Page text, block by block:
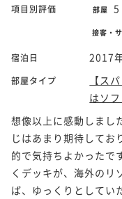
項目別評価 部屋 5
接客・
宿泊日 2017
部屋タイプ
【ス
はソ
想像以上に感動しまし
じはあまり期待してお
的で気持ちよかったで
くデッキが、海外のリ
ば、ゆっくりとしてい